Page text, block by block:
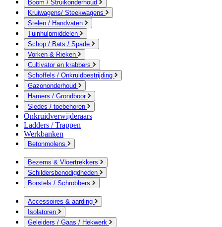
Boom / Struikonderhoud
Kruiwagens/ Steekwagens
Stelen / Handvaten
Tuinhulpmiddelen
Schop / Bats / Spade
Vorken & Rieken
Cultivator en krabbers
Schoffels / Onkruidbestrijding
Gazononderhoud
Hamers / Grondboor
Sledes / toebehoren
Onkruidverwijderaars
Ladders / Trappen
Werkbanken
Betonmolens
Bezems & Vloertrekkers
Schildersbenodigdheden
Borstels / Schrobbers
Accessoires & aarding
Isolatoren
Geleiders / Gaas / Hekwerk